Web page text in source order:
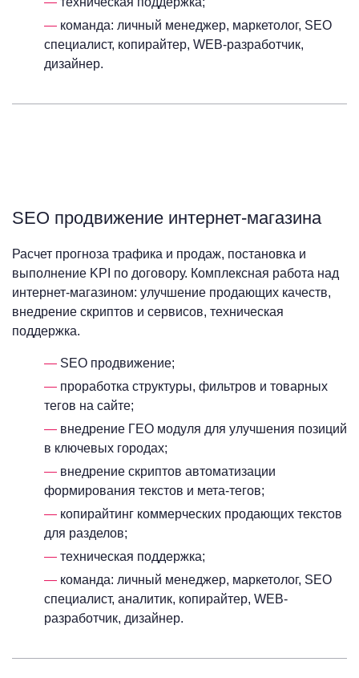
команда: личный менеджер, маркетолог, SEO
специалист, копирайтер, WEB-разработчик,
дизайнер.
SEO продвижение интернет-магазина
Расчет прогноза трафика и продаж, постановка и
выполнение KPI по договору. Комплексная работа над
интернет-магазином: улучшение продающих качеств,
внедрение скриптов и сервисов, техническая
поддержка.
SEO продвижение;
проработка структуры, фильтров и товарных
тегов на сайте;
внедрение ГЕО модуля для улучшения позиций
в ключевых городах;
внедрение скриптов автоматизации
формирования текстов и мета-тегов;
копирайтинг коммерческих продающих текстов
для разделов;
техническая поддержка;
команда: личный менеджер, маркетолог, SEO
специалист, аналитик, копирайтер, WEB-
разработчик, дизайнер.